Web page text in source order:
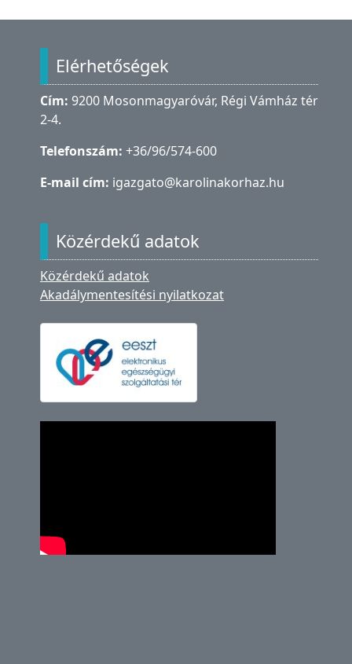
Elérhetőségek
Cím: 9200 Mosonmagyaróvár, Régi Vámház tér
2-4.
Telefonszám: +36/96/574-600
E-mail cím: igazgato@karolinakorhaz.hu
Közérdekű adatok
Közérdekű adatok
Akadálymentesítési nyilatkozat